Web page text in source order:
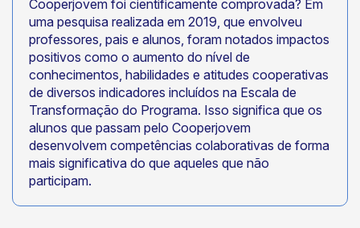
Cooperjovem foi cientificamente comprovada? Em
uma pesquisa realizada em 2019, que envolveu
professores, pais e alunos, foram notados impactos
positivos como o aumento do nível de
conhecimentos, habilidades e atitudes cooperativas
de diversos indicadores incluídos na Escala de
Transformação do Programa. Isso significa que os
alunos que passam pelo Cooperjovem
desenvolvem competências colaborativas de forma
mais significativa do que aqueles que não
participam.